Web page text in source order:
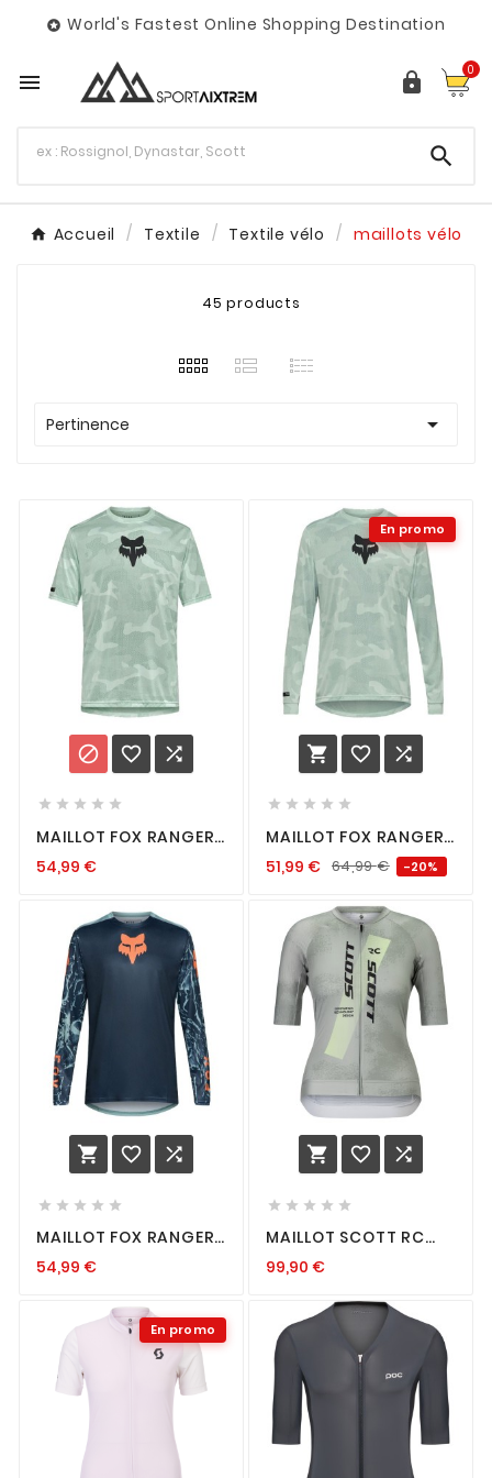
 World's Fastest Online Shopping Destination
  0

Accueil Textile Textile vélo maillots vélo
45 products
Pertinence 
  
    
MAILLOT FOX RANGER
54,99 €
En promo
  
    
MAILLOT FOX RANGER
TRUDRI™ LS FROST
51,99 € 64,99€ -20%
  
    
MAILLOT FOX RANGER
BLUE
54,99 €
  
    
MAILLOT SCOTT RC
99,90 €
En promo